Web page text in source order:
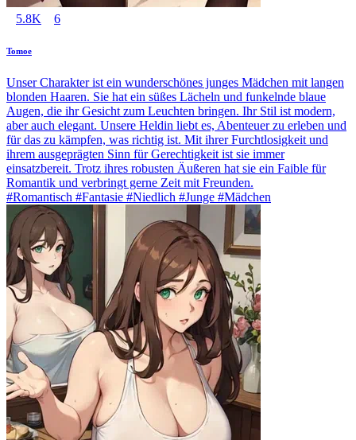
5.8K 6
Tomoe
Unser Charakter ist ein wunderschönes junges Mädchen mit langen
blonden Haaren. Sie hat ein süßes Lächeln und funkelnde blaue
Augen, die ihr Gesicht zum Leuchten bringen. Ihr Stil ist modern,
aber auch elegant. Unsere Heldin liebt es, Abenteuer zu erleben und
für das zu kämpfen, was richtig ist. Mit ihrer Furchtlosigkeit und
ihrem ausgeprägten Sinn für Gerechtigkeit ist sie immer
einsatzbereit. Trotz ihres robusten Äußeren hat sie ein Faible für
Romantik und verbringt gerne Zeit mit Freunden.
#Romantisch #Fantasie #Niedlich #Junge #Mädchen